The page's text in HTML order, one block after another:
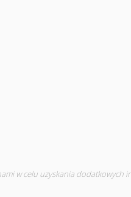
w celu uzyskania dodatkowych